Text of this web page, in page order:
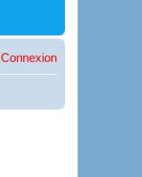
Connexion